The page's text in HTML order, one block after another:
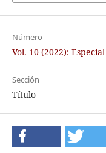
Número
Vol. 10 (2022):
Sección
Título